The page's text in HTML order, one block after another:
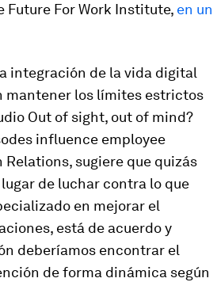
Future For Work Institute, en un
integración de la vida digital
mantener los límites estrictos
Out of sight, out of mind?
influence employee
Relations, sugiere que quizás
de luchar contra lo que
en mejorar el
está de acuerdo y
deberíamos encontrar el
de forma dinámica según